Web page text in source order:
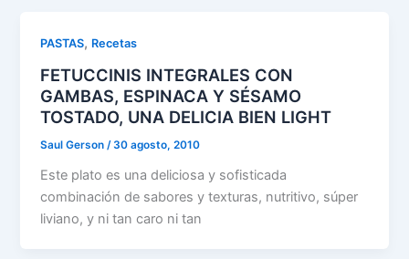
PASTAS, Recetas
FETUCCINIS INTEGRALES CON
GAMBAS, ESPINACA Y SÉSAMO
TOSTADO, UNA DELICIA BIEN LIGHT
Saul Gerson /30 agosto, 2010
Este plato es una deliciosa y sofisticada
combinación de sabores y texturas, nutritivo, súper
liviano, y ni tan caro ni tan